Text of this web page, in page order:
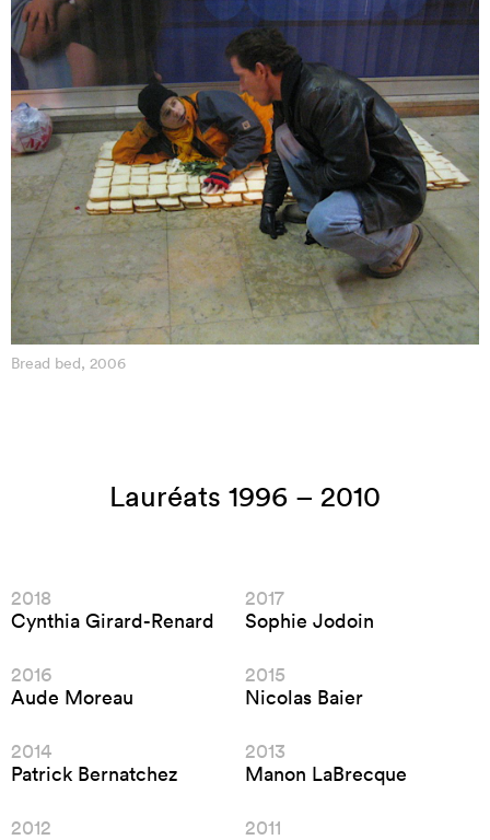
Bread bed, 2006
Lauréats 1996 – 2010
2018
Cynthia Girard-Renard
2017
Sophie Jodoin
2016
Aude Moreau
2015
Nicolas Baier
2014
Patrick Bernatchez
2013
Manon LaBrecque
2012
2011